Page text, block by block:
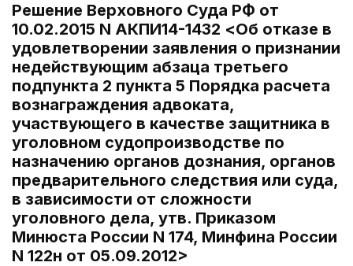
Решение Верховного Суда РФ от
10.02.2015 N АКПИ14-1432 <Об отказе в
удовлетворении заявления о признании
недействующим абзаца третьего
подпункта 2 пункта 5 Порядка расчета
вознаграждения адвоката,
участвующего в качестве защитника в
уголовном судопроизводстве по
назначению органов дознания, органов
предварительного следствия или суда,
в зависимости от сложности
уголовного дела, утв. Приказом
Минюста России N 174, Минфина России
N 122н от 05.09.2012>